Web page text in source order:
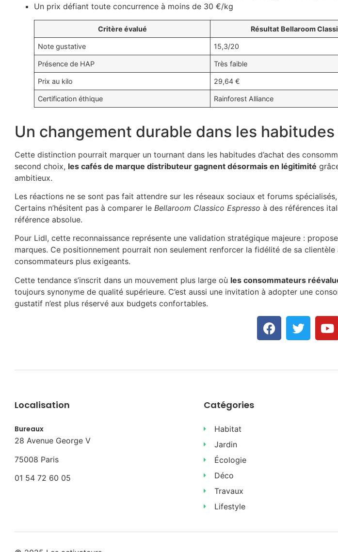
Un prix défiant toute concurrence à moins de 30 €/kg
Critère évalué Résultat Bellaroom
Note gustative 15,3/20
Présence de HAP Très faible
Prix au kilo 29,64 €
Certification éthique Rainforest Alliance
Un changement durable dans les
Cette distinction pourrait marquer un tournant dans les habitudes d’achat des
second choix, les cafés de marque distributeur gagnent désormais en légitimité
ambitieux.
Les réactions ne se sont pas fait attendre sur les réseaux sociaux et forums
Certains n’hésitent pas à comparer le Bellaroom Classico Espresso à des références
référence absolue.
Pour Lidl, cette reconnaissance représente une validation stratégique majeure :
marques. Ce positionnement pourrait non seulement renforcer la fidélité de sa
consommateurs plus exigeants.
Cette tendance s’inscrit dans un mouvement plus large où les consommateurs
toujours synonyme de qualité supérieure. C’est aussi une invitation à adopter une
gustatif n’est plus réservé aux budgets confortables.
Localisation
Bureaux
28 Avenue George V
75008 Paris
01 54 72 60 05
Catégories
Habitat
Jardin
Écologie
Déco
Travaux
Lifestyle